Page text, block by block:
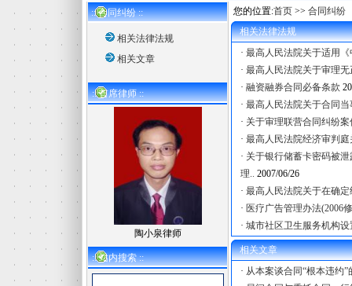
:: 合同纠纷 ::
相关法律法规
相关文章
:: 首席律师 ::
陶小泉律师
:: 站内搜索 ::
您的位置:首页 >> 合同纠纷
相关法律法规
· 最高人民法院关于适用
· 最高人民法院关于审理
· 融资融券合同必备条款
· 最高人民法院关于合同
· 关于审理联营合同纠纷
· 最高人民法院经济审判
· 关于银行储蓄卡密码被
理.. 2007/06/26
· 最高人民法院关于在确
· 医疗广告管理办法(2006
· 城市社区卫生服务机构
相关文章
· 从本案谈合同“根本违约”